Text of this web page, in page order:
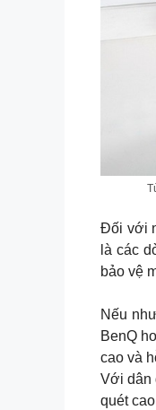
Đối với
là các
bảo vệ
Nếu
BenQ
cao và
Với dân
quét